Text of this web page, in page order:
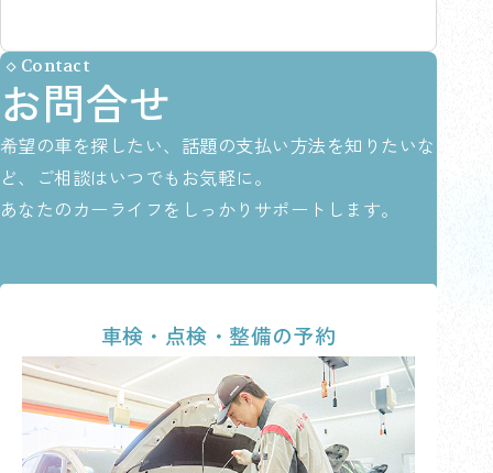
Contact
お問合せ
希望の車を探したい、話題の支払い方法を知りたいな
ど、ご相談はいつでもお気軽に。
あなたのカーライフをしっかりサポートします。
車検・点検・整備の予約